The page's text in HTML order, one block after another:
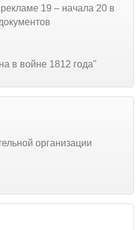
19 – начала 20 в
в войне 1812 года"
организации